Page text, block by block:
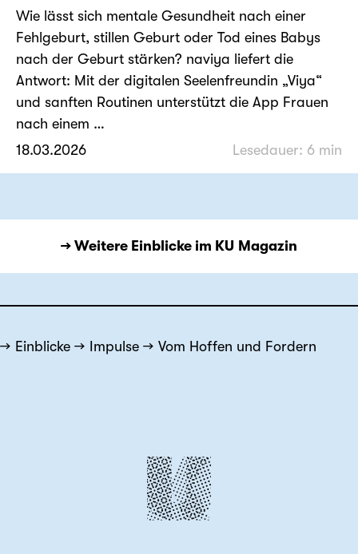
Wie lässt sich mentale Gesundheit nach einer
Fehlgeburt, stillen Geburt oder Tod eines Babys
nach der Geburt stärken? naviya liefert die
Antwort: Mit der digitalen Seelenfreundin „Viya“
und sanften Routinen unterstützt die App Frauen
nach einem …
18.03.2026
Lesedauer: 6 min
→ Weitere Einblicke im KU Magazin
Einblicke Impulse Vom Hoffen und Fordern